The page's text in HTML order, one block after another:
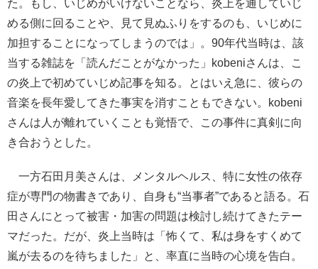
た。もし、いじめがいけないことなら、炎上を通していじ
める側に回ることや、見て見ぬふりをするのも、いじめに
加担することになってしまうのでは」。90年代当時は、該
当する雑誌を「読んだことがなかった」kobeniさんは、こ
の炎上で初めていじめ記事を知る。とはいえ急に、彼らの
音楽を長年愛してきた事実を消すこともできない。kobeni
さんは人が離れていくことも覚悟で、この事件に真剣に向
き合おうとした。
一方石田月美さんは、メンタルヘルス、特に女性の依存
症が専門の物書きであり、自身も“当事者”であると語る。石
田さんにとって被害・加害の問題は検討し続けてきたテー
マだった。だが、炎上当時は「怖くて、私は身をすくめて
嵐が去るのを待ちました」と、率直に当時の心境を告白。